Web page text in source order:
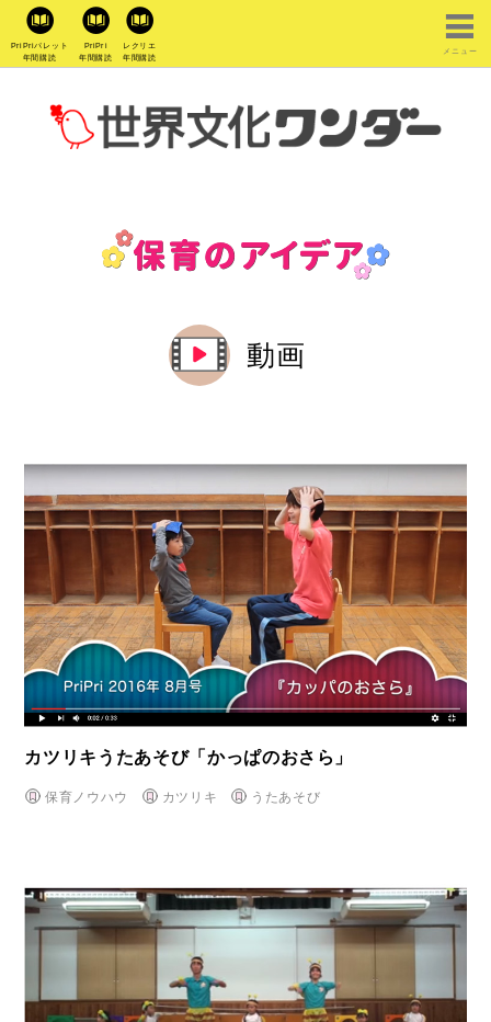
PriPriパレット
年間購読
PriPri
年間購読
レクリエ
年間購読
メニュー
動画
カツリキうたあそび「かっぱのおさら」
保育ノウハウ カツリキ うたあそび